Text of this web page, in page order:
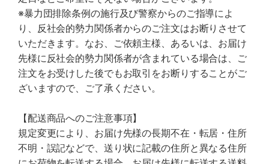
※暴力団排除条例の施行及び警察からのご指導によ
り、反社会的勢力関係者からのご注文はお断りさせて
いただきます。なお、ご依頼主様、あるいは、お届け
先様に反社会的勢力関係者が含まれている場合は、ご
注文をお受けした後でもお取引をお断りすることがご
ざいますので、ご了承ください。
【配送商品へのご注意事項】
規定変更により、お届け先様の長期不在・転居・住所
不明・誤記などで、送り状に記載の住所と異なる住所